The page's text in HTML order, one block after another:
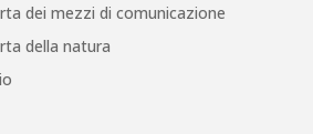
dei mezzi di comunicazione
della natura